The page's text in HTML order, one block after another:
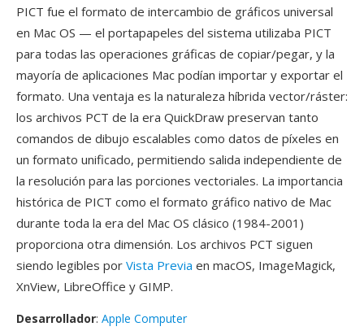
PICT fue el formato de intercambio de gráficos universal
en Mac OS — el portapapeles del sistema utilizaba PICT
para todas las operaciones gráficas de copiar/pegar, y la
mayoría de aplicaciones Mac podían importar y exportar el
formato. Una ventaja es la naturaleza híbrida vector/ráster:
los archivos PCT de la era QuickDraw preservan tanto
comandos de dibujo escalables como datos de píxeles en
un formato unificado, permitiendo salida independiente de
la resolución para las porciones vectoriales. La importancia
histórica de PICT como el formato gráfico nativo de Mac
durante toda la era del Mac OS clásico (1984-2001)
proporciona otra dimensión. Los archivos PCT siguen
siendo legibles por Vista Previa en macOS, ImageMagick,
XnView, LibreOffice y GIMP.
Desarrollador: Apple Computer